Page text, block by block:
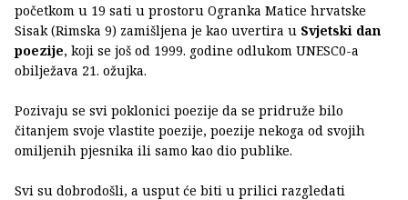
početkom u 19 sati u prostoru Ogranka Matice hrvatske
Sisak (Rimska 9) zamišljena je kao uvertira u Svjetski dan
poezije, koji se još od 1999. godine odlukom UNESC0-a
obilježava 21. ožujka.
Pozivaju se svi poklonici poezije da se pridruže bilo
čitanjem svoje vlastite poezije, poezije nekoga od svojih
omiljenih pjesnika ili samo kao dio publike.
Svi su dobrodošli, a usput će biti u prilici razgledati